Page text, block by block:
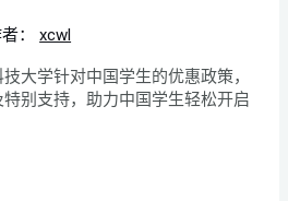
： xcwl
大学针对中国学生的优惠政策，
别支持，助力中国学生轻松开启